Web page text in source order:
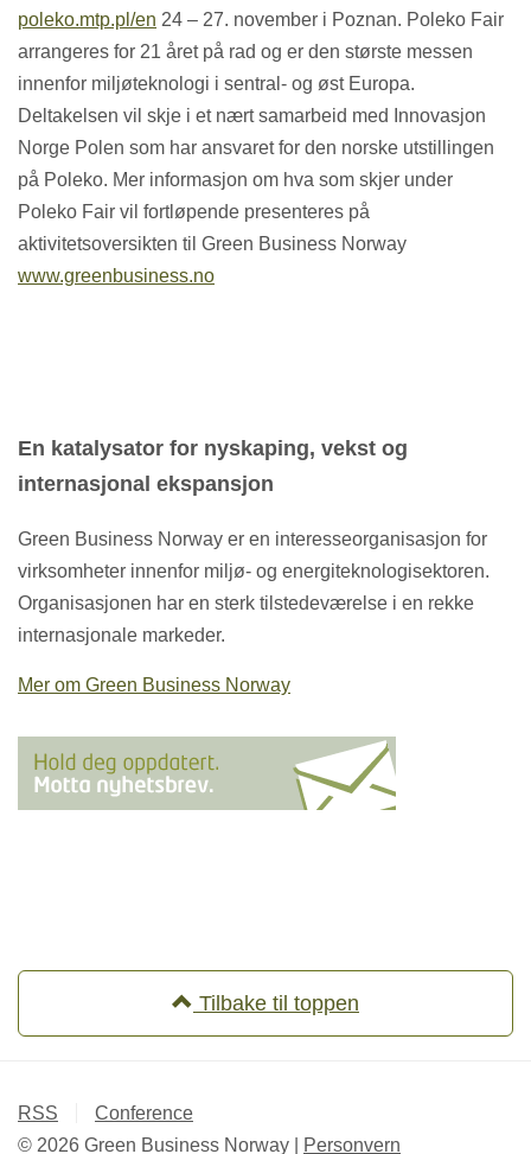
poleko.mtp.pl/en 24 – 27. november i Poznan. Poleko Fair
arrangeres for 21 året på rad og er den største messen
innenfor miljøteknologi i sentral- og øst Europa.
Deltakelsen vil skje i et nært samarbeid med Innovasjon
Norge Polen som har ansvaret for den norske utstillingen
på Poleko. Mer informasjon om hva som skjer under
Poleko Fair vil fortløpende presenteres på
aktivitetsoversikten til Green Business Norway
www.greenbusiness.no
En katalysator for nyskaping, vekst og
internasjonal ekspansjon
Green Business Norway er en interesseorganisasjon for
virksomheter innenfor miljø- og energiteknologisektoren.
Organisasjonen har en sterk tilstedeværelse i en rekke
internasjonale markeder.
Mer om Green Business Norway
Tilbake til toppen
RSS
Conference
© 2026 Green Business Norway |
Personvern